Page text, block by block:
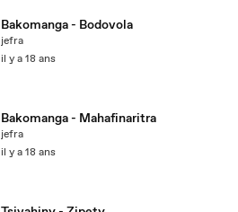
Bakomanga - Bodovola
jefra
il y a 18 ans
Bakomanga - Mahafinaritra
jefra
il y a 18 ans